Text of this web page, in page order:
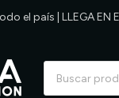
el país | LLEGA